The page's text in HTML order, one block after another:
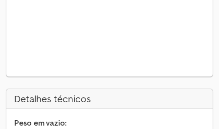
Detalhes técnicos
Peso em vazio: